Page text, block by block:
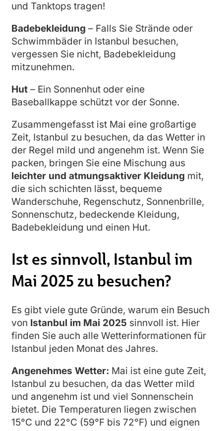
und Tanktops tragen!
Badebekleidung – Falls Sie Strände oder
Schwimmbäder in Istanbul besuchen,
vergessen Sie nicht, Badebekleidung
mitzunehmen.
Hut – Ein Sonnenhut oder eine
Baseballkappe schützt vor der Sonne.
Zusammengefasst ist Mai eine großartige
Zeit, Istanbul zu besuchen, da das Wetter in
der Regel mild und angenehm ist. Wenn Sie
packen, bringen Sie eine Mischung aus
leichter und atmungsaktiver Kleidung mit,
die sich schichten lässt, bequeme
Wanderschuhe, Regenschutz, Sonnenbrille,
Sonnenschutz, bedeckende Kleidung,
Badebekleidung und einen Hut.
Ist es sinnvoll, Istanbul im
Mai 2025 zu besuchen?
Es gibt viele gute Gründe, warum ein Besuch
von Istanbul im Mai 2025 sinnvoll ist. Hier
finden Sie auch alle Wetterinformationen für
Istanbul jeden Monat des Jahres.
Angenehmes Wetter: Mai ist eine gute Zeit,
Istanbul zu besuchen, da das Wetter mild
und angenehm ist und viel Sonnenschein
bietet. Die Temperaturen liegen zwischen
15°C und 22°C (59°F bis 72°F) und eignen